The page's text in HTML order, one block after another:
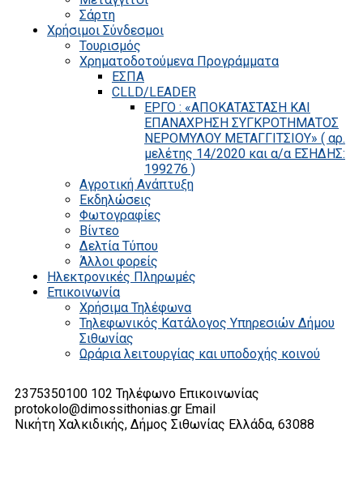
Σάρτη
Χρήσιμοι Σύνδεσμοι
Τουρισμός
Χρηματοδοτούμενα Προγράμματα
ΕΣΠΑ
CLLD/LEADER
ΕΡΓΟ : «ΑΠΟΚΑΤΑΣΤΑΣΗ ΚΑΙ
ΕΠΑΝΑΧΡΗΣΗ ΣΥΓΚΡΟΤΗΜΑΤΟΣ
ΝΕΡΟΜΥΛΟΥ ΜΕΤΑΓΓΙΤΣΙΟΥ» ( αρ.
μελέτης 14/2020 και α/α ΕΣΗΔΗΣ:
199276 )
Αγροτική Ανάπτυξη
Εκδηλώσεις
Φωτογραφίες
Βίντεο
Δελτία Τύπου
Άλλοι φορείς
Ηλεκτρονικές Πληρωμές
Επικοινωνία
Χρήσιμα Τηλέφωνα
Τηλεφωνικός Κατάλογος Υπηρεσιών Δήμου
Σιθωνίας
Ωράρια λειτουργίας και υποδοχής κοινού
2375350100 102 Τηλέφωνο Επικοινωνίας
protokolo@dimossithonias.gr Email
Νικήτη Χαλκιδικής, Δήμος Σιθωνίας Ελλάδα, 63088